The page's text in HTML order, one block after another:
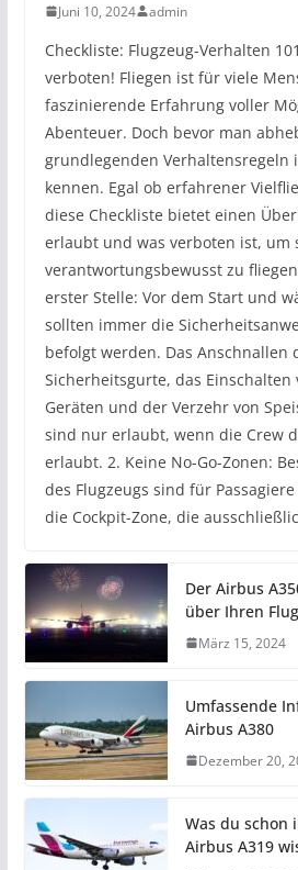
Juni 10, 2024 admin
Checkliste: Flugzeug-Verhalten
verboten! Fliegen ist für viele
faszinierende Erfahrung voller
Abenteuer. Doch bevor man
grundlegenden Verhaltensregeln
kennen. Egal ob erfahrener
diese Checkliste bietet einen
erlaubt und was verboten ist, um
verantwortungsbewusst zu
erster Stelle: Vor dem Start und
sollten immer die
befolgt werden. Das Anschnallen
Sicherheitsgurte, das Einschalten
Geräten und der Verzehr von
sind nur erlaubt, wenn die Crew
erlaubt. 2. Keine No-Go-Zonen:
des Flugzeugs sind für
die Cockpit-Zone, die
Der Airbus
über Ihren
März 15, 2024
Umfassende
Airbus A380
Dezember 20,
Was du schon
Airbus A319